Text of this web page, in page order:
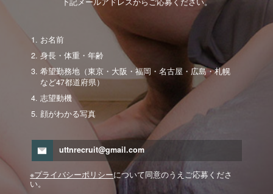
お名前
身長・体重・年齢
希望勤務地（東京・大阪・福岡・名古屋・広島・札幌
など47都道府県）
志望動機
顔がわかる写真
uttnrecruit@gmail.com
※プライバシーポリシーについて同意のうえご応募くださ
い。